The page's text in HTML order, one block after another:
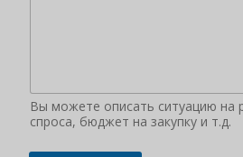
Вы можете описать ситуацию на
спроса, бюджет на закупку и т.д.